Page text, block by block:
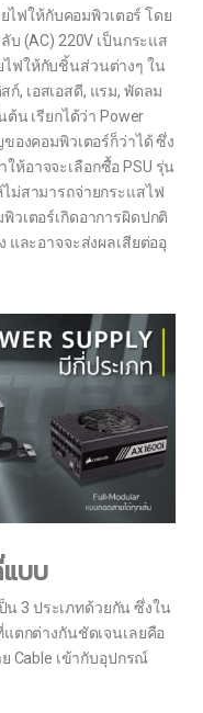
ไฟให้กับคอมพิวเตอร์ โดย
(AC) 220V เป็นกระแส
ยไฟให้กับชิ้นส่วนต่างๆ ใน
ก์, เอสเอสดี, แรม, พัดลม
น เรียกได้ว่า Power
งคอมพิวเตอร์ก็ว่าได้ ซึ่ง
ห้อาจจะเลือกซื้อ PSU รุ่น
ม่สามารถจ่ายกระแสไฟ
วเตอร์เกิดอาการผิดปกติ
ละอาจจะส่งผลเสียต่ออุ
บบ
น 3 ประเภทด้วยกัน ซึ่งใน
ตกต่างกันชัดเจนเลยคือ
Cable เข้ากับอุปกรณ์